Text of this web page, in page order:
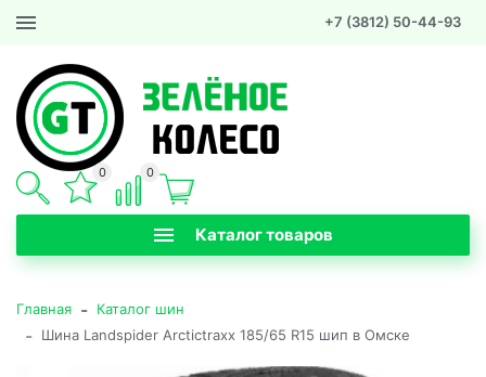
+7 (3812) 50-44-93
Каталог товаров
0 0
Главная - Каталог шин
- Шина Landspider Arctictraxx 185/65 R15 шип в Омске